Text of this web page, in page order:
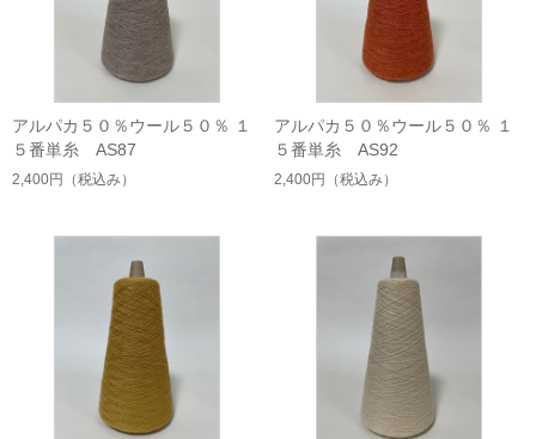
アルパカ５０％ウール５０％ １
５番単糸 AS87
2,400円 （税込み）
アルパカ５０％ウール５０％ １
５番単糸 AS92
2,400円 （税込み）